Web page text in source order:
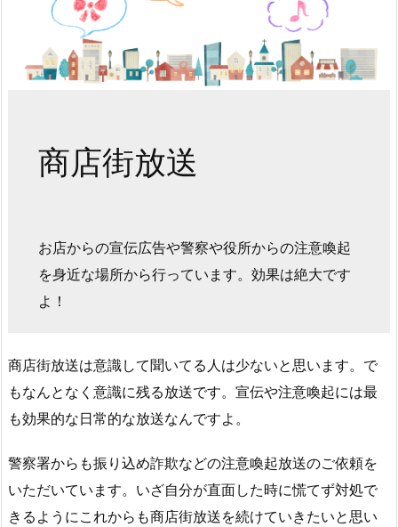
商店街放送
お店からの宣伝広告や警察や役所からの注意喚起
を身近な場所から行っています。効果は絶大です
よ！
商店街放送は意識して聞いてる人は少ないと思います。で
もなんとなく意識に残る放送です。宣伝や注意喚起には最
も効果的な日常的な放送なんですよ。
警察署からも振り込め詐欺などの注意喚起放送のご依頼を
いただいています。いざ自分が直面した時に慌てず対処で
きるようにこれからも商店街放送を続けていきたいと思い